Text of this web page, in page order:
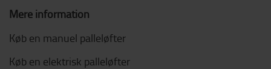
Mere information
Køb en manuel palleløfter
Køb en elektrisk palleløfter